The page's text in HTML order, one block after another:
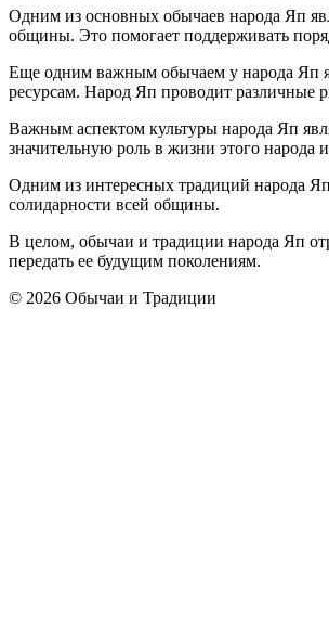
Одним из основных обычаев народа Яп
общины. Это помогает поддерживать
Еще одним важным обычаем у народа Яп
ресурсам. Народ Яп проводит различные
Важным аспектом культуры народа Яп
значительную роль в жизни этого народа
Одним из интересных традиций народа
солидарности всей общины.
В целом, обычаи и традиции народа Яп
передать ее будущим поколениям.
© 2026 Обычаи и Традиции